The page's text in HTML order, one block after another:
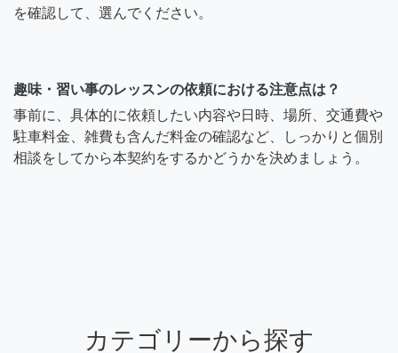
を確認して、選んでください。
趣味・習い事のレッスンの依頼における注意点は？
事前に、具体的に依頼したい内容や日時、場所、交通費や
駐車料金、雑費も含んだ料金の確認など、しっかりと個別
相談をしてから本契約をするかどうかを決めましょう。
カテゴリーから探す